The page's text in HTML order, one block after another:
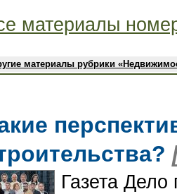
материалы
материалы рубрики
Газета Дело